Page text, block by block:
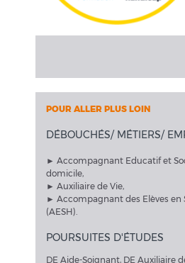
POUR ALLER PLUS LOIN
DÉBOUCHÉS/ MÉTIERS/
► Accompagnant Educatif et
domicile,
► Auxiliaire de Vie,
► Accompagnant des Elèves
(AESH).
POURSUITES D'ÉTUDES
DE Aide-Soignant, DE Auxiliaire